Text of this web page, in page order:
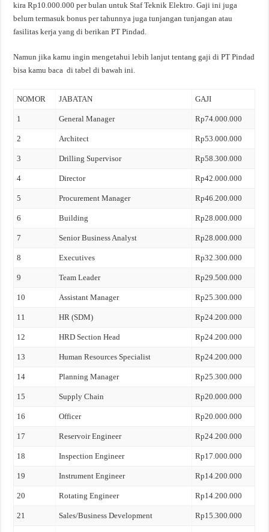
kira Rp10.000.000 per bulan untuk Staf Teknik Elektro. Gaji ini juga
belum termasuk bonus per tahunnya juga tunjangan tunjangan atau
fasilitas kerja yang di berikan PT Pindad.
Namun jika kamu ingin mengetahui lebih lanjut tentang gaji di PT Pindad
bisa kamu baca di tabel di bawah ini.
NOMOR JABATAN GAJI
1 General Manager Rp74.000.000
2 Architect Rp53.000.000
3 Drilling Supervisor Rp58.300.000
4 Director Rp42.000.000
5 Procurement Manager Rp46.200.000
6 Building Rp28.000.000
7 Senior Business Analyst Rp28.000.000
8 Executives Rp32.300.000
9 Team Leader Rp29.500.000
10 Assistant Manager Rp25.300.000
11 HR (SDM) Rp24.200.000
12 HRD Section Head Rp24.200.000
13 Human Resources Specialist Rp24.200.000
14 Planning Manager Rp25.300.000
15 Supply Chain Rp20.000.000
16 Officer Rp20.000.000
17 Reservoir Engineer Rp24.200.000
18 Inspection Engineer Rp17.000.000
19 Instrument Engineer Rp14.200.000
20 Rotating Engineer Rp14.200.000
21 Sales/Business Development Rp15.300.000